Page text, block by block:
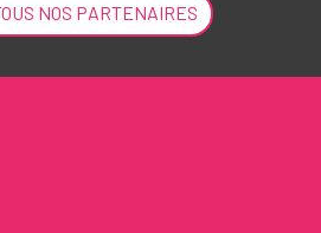
NOS PARTENAIRES